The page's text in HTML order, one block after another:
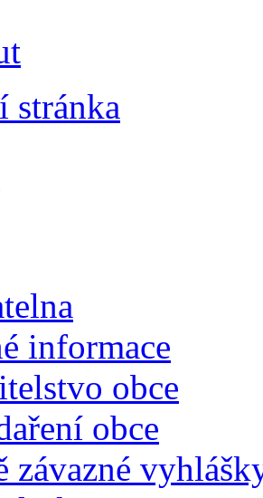
stránka
informace
obce
obce
závazné